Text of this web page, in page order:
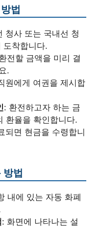
법
청사 또는 국내선 청
도착합니다.
전할 금액을 미리 결
.
원에게 여권을 제시합
: 환전하고자 하는 금
환율을 확인합니다.
되면 현금을 수령합니
방법
내에 있는 자동 화폐
: 화면에 나타나는 설